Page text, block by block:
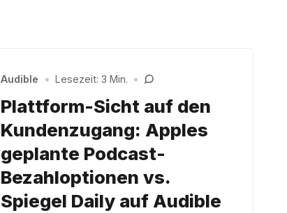
Audible • Lesezeit: 3 Min. •
Plattform-Sicht auf den
Kundenzugang: Apples
geplante Podcast-
Bezahloptionen vs.
Spiegel Daily auf Audible